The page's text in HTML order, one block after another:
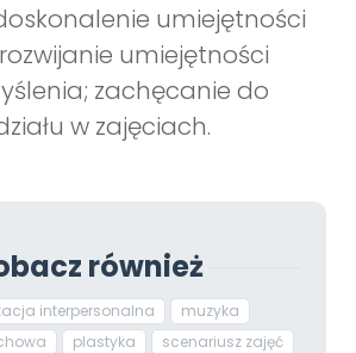
umiejętności
umiejętności
zachęcanie do
w zajęciach.
również
interpersonalna
muzyka
plastyka
scenariusz zajęć